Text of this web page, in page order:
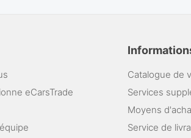
eCarsTrade
Catalogue de
Services
Moyens
Service de